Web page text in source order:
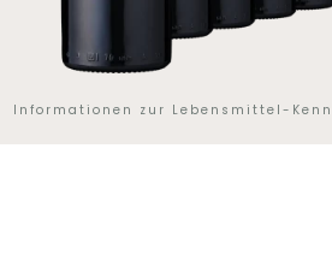
Informationen zur Lebensmittel-